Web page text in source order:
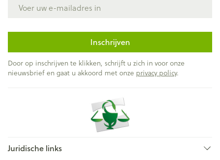
Inschrijven
Door op inschrijven te klikken, schrijft u zich in voor onze
nieuwsbrief en gaat u akkoord met onze privacy policy.
Juridische links